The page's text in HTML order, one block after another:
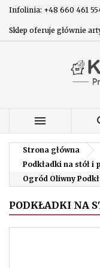
Infolinia: +48 660 461
Sklep oferuje głównie

Strona główna
Podkładki na stół i
Ogród Oliwny
PODKŁADKI NA